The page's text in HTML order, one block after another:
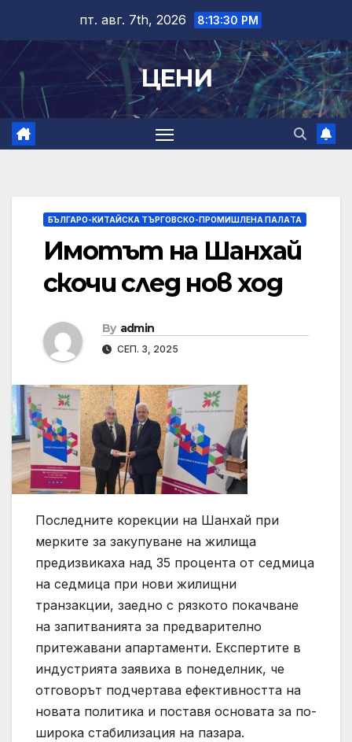
content
пт. авг. 7th, 2026 8:13:31 PM
ЦЕНИ
БЪЛГАРО-КИТАЙСКА ТЪРГОВСКО-ПРОМИШЛЕНА ПАЛAТА
Имотът на Шанхай
скочи след нов ход
By admin
СЕП. 3, 2025
Последните корекции на Шанхай при
мерките за закупуване на жилища
предизвикаха над 35 процента от седмица
на седмица при нови жилищни
транзакции, заедно с рязкото покачване
на запитванията за предварително
притежавани апартаменти. Експертите в
индустрията заявиха в понеделник, че
отговорът подчертава ефективността на
новата политика и поставя основата за по-
широка стабилизация на пазара.